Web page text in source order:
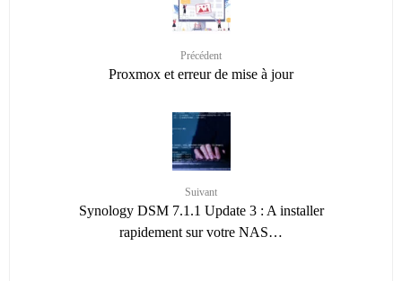
Précédent
Proxmox et erreur de mise à jour
Suivant
Synology DSM 7.1.1 Update 3 : A installer
rapidement sur votre NAS…